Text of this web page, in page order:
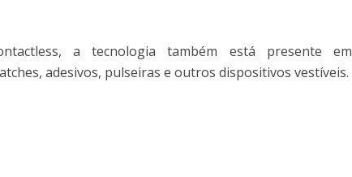
a tecnologia também está presente em
adesivos, pulseiras e outros dispositivos vestíveis.